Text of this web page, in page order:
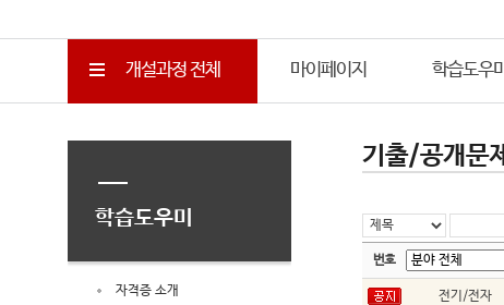
개설과정 전체 마이페이지 학습도우미
학습도우미
자격증 소개
기출/공개문제
번호
전기/전자